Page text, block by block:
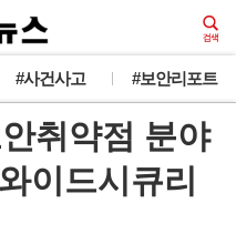
#사건사고 #보안리포트
취약점 분야
이드시큐리